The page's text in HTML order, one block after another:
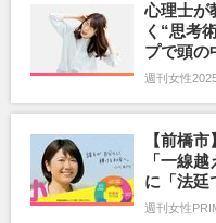
心理士が
く“思考
プで頭の
週刊女性
【前橋
「一線
に「法廷
週刊女性